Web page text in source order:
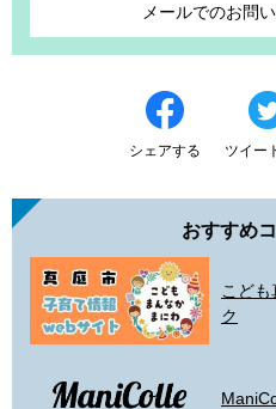
メールでのお問
シェアする ツイー
おすすめ
こど
ク